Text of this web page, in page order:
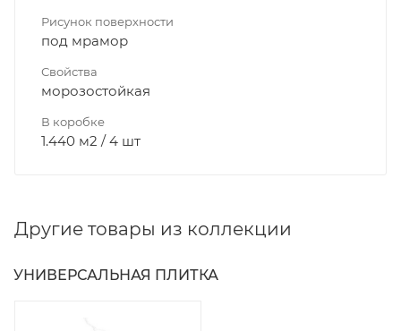
Рисунок поверхности
под мрамор
Свойства
морозостойкая
В коробке
1.440 м2 / 4 шт
Другие товары из коллекции
УНИВЕРСАЛЬНАЯ ПЛИТКА